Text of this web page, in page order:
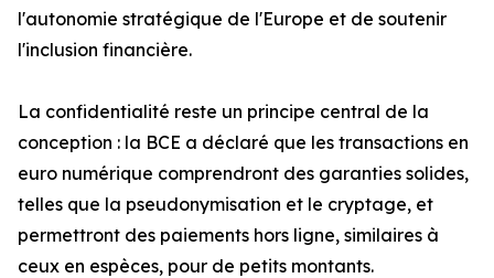
l'autonomie stratégique de l'Europe et de soutenir
l'inclusion financière.
La confidentialité reste un principe central de la
conception : la BCE a déclaré que les transactions en
euro numérique comprendront des garanties solides,
telles que la pseudonymisation et le cryptage, et
permettront des paiements hors ligne, similaires à
ceux en espèces, pour de petits montants.